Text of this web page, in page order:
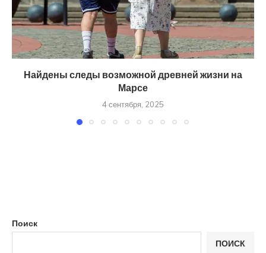
Найдены следы возможной древней жизни на
Марсе
4 сентября, 2025
Поиск
ПОИСК